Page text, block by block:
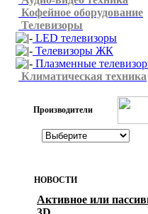
Кофейное оборудование
Телевизоры
LED телевизоры
Телевизоры ЖК
Плазменные
Климатическая техника
Производители
НОВОСТИ
Активное или